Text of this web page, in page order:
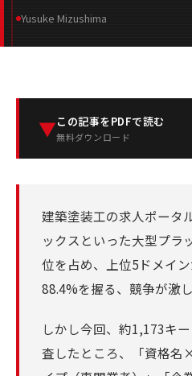
Yusuke Mizushima
▼この記事をPDFで読む
無料ダウンロード
建築塗装工の求人ポータ
ックスといった大型プラ
位を占め、上位5ドメイ
88.4%を握る、競争が激
しかし今回、約1,173キ
査したところ、「資格名